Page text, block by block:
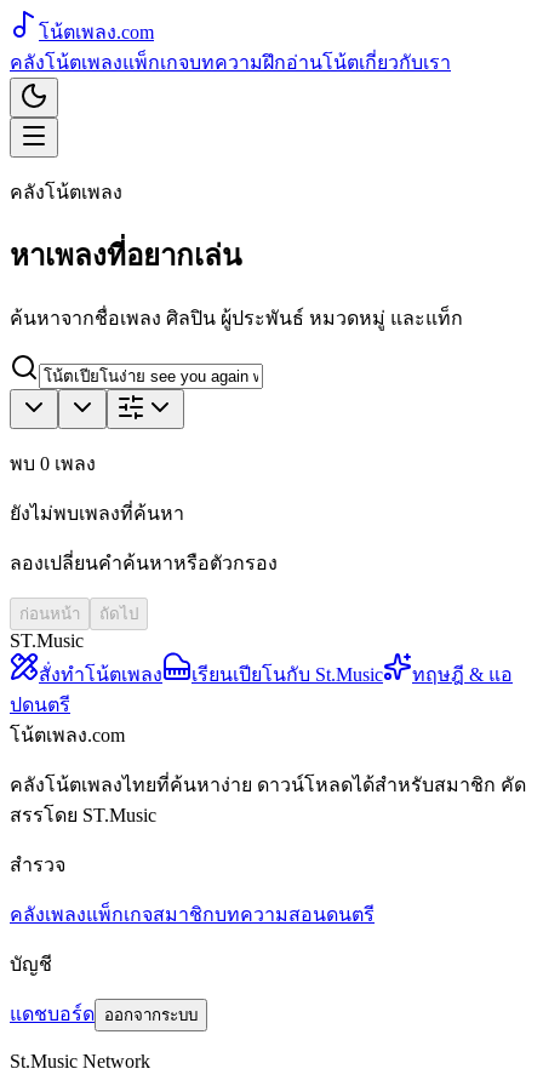
โน้ตเพลง.com
คลังโน้ตเพลงแพ็กเกจบทความฝึกอ่านโน้ตเกี่ยวกับเรา
คลังโน้ตเพลง
หาเพลงที่อยากเล่น
ค้นหาจากชื่อเพลง ศิลปิน ผู้ประพันธ์ หมวดหมู่ และแท็ก
พบ 0 เพลง
ยังไม่พบเพลงที่ค้นหา
ลองเปลี่ยนคำค้นหาหรือตัวกรอง
ก่อนหน้า ถัดไป
ST.Music
สั่งทำโน้ตเพลง
เรียนเปียโนกับ St.Music
ทฤษฎี & แอ
ปดนตรี
โน้ตเพลง.com
คลังโน้ตเพลงไทยที่ค้นหาง่าย ดาวน์โหลดได้สำหรับสมาชิก คัด
สรรโดย ST.Music
สำรวจ
คลังเพลงแพ็กเกจสมาชิกบทความสอนดนตรี
บัญชี
แดชบอร์ด ออกจากระบบ
St.Music Network